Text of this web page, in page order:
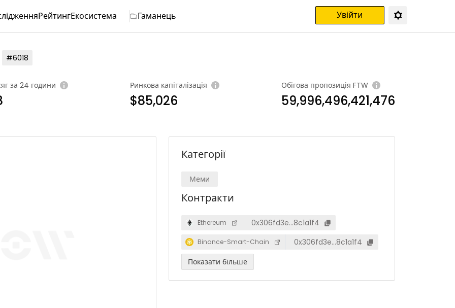
РейтингЕкосистема Гаманець Увійти
#6018
за 24 години Ринкова капіталізація
$85,026
Обігова пропозиція FTW
59,996,496,421,476
Категорії
Меми
Контракти
Ethereum 0x306fd3e…8c1a1f4
Binance-Smart-Chain
0x306fd3e…8c1a1f4
Показати більше